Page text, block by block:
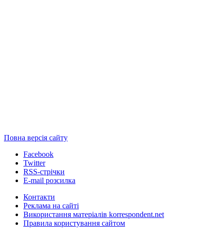
Повна версія сайту
Facebook
Twitter
RSS-стрічки
E-mail розсилка
Контакти
Реклама на сайті
Використання матеріалів korrespondent.net
Правила користування сайтом